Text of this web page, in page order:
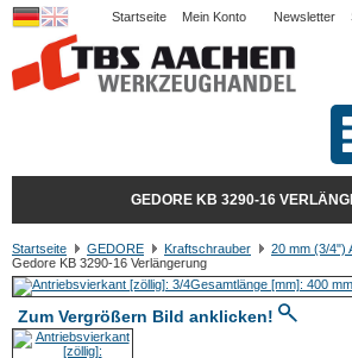
Startseite Mein Konto Newsletter
GEDORE KB 3290-16
Startseite GEDORE Kraftschrauber 20 mm (3/4")
Gedore KB 3290-16 Verlängerung
Zum Vergrößern Bild anklicken!